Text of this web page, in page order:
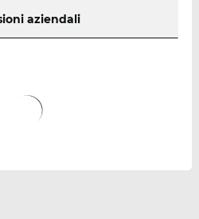
aziendali